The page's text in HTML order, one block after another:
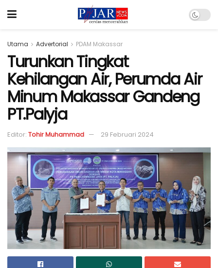
Utama Advertorial PDAM Makassar
Turunkan Tingkat
Kehilangan Air, Perumda Air
Minum Makassar Gandeng
PT.Palyja
Editor: Tohir Muhammad 29 Februari 2024